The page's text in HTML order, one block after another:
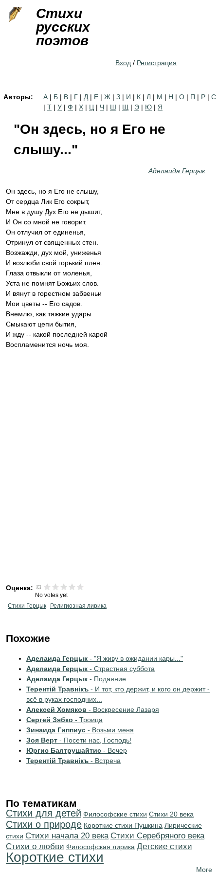
Стихи
русских
поэтов
Вход / Регистрация
Авторы: А | Б | В | Г | Д | Е | Ж | З | И | К | Л | М | Н | О | П | Р | С
| Т | У | Ф | Х | Ц | Ч | Ш | Щ | Э | Ю | Я
"Он здесь, но я Его не
слышу..."
Аделаида Герцык
Он здесь, но я Его не слышу,
От сердца Лик Его сокрыт,
Мне в душу Дух Его не дышит,
И Он со мной не говорит.
Он отлучил от единенья,
Отринул от священных стен.
Возжажди, дух мой, униженья
И возлюби свой горький плен.
Глаза отвыкли от моленья,
Уста не помнят Божьих слов.
И вянут в горестном забвеньи
Мои цветы -- Его садов.
Внемлю, как тяжкие удары
Смыкают цепи бытия,
И жду -- какой последней карой
Воспламенится ночь моя.
Оценка:
No votes yet
Стихи Герцык
Религиозная лирика
Похожие
Аделаида Герцык - "Я живу в ожидании кары..."
Аделаида Герцык - Страстная суббота
Аделаида Герцык - Подаяние
Терентiй Травнiкъ - И тот, кто держит, и кого он держит -
всё в руках господних...
Алексей Хомяков - Воскресение Лазаря
Сергей Зябко - Троица
Зинаида Гиппиус - Возьми меня
Зоя Верт - Посети нас, Господь!
Юргис Балтрушайтис - Вечер
Терентiй Травнiкъ - Встреча
По тематикам
Стихи для детей Философские стихи Стихи 20 века
Стихи о природе Короткие стихи Пушкина Лирические
стихи Cтихи начала 20 века Cтихи Серебряного века
Стихи о любви Философская лирика Детские стихи
Короткие стихи
More